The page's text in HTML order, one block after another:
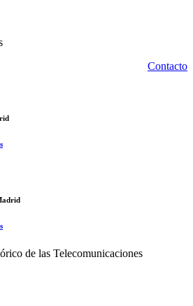
Contacto
de las Telecomunicaciones